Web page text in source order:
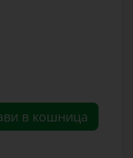
в кошница